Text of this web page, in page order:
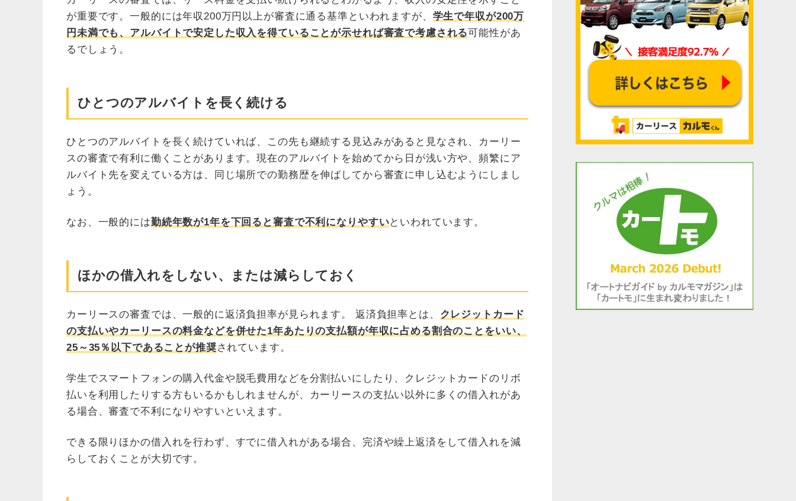
が重要です。一般的には年収200万円以上が審査に通る基準といわれますが、 学生で年収が200万
円未満でも、アルバイトで安定した収入を得ていることが示せれば審査で考慮される可能性があ
るでしょう。
ひとつのアルバイトを長く続ける
ひとつのアルバイトを長く続けていれば、この先も継続する見込みがあると見なされ、カーリー
スの審査で有利に働くことがあります。現在のアルバイトを始めてから日が浅い方や、頻繁にア
ルバイト先を変えている方は、同じ場所での勤務歴を伸ばしてから審査に申し込むようにしまし
ょう。
なお、一般的には勤続年数が1年を下回ると審査で不利になりやすいといわれています。
ほかの借入れをしない、または減らしておく
カーリースの審査では、一般的に返済負担率が見られます。 返済負担率とは、 クレジットカード
の支払いやカーリースの料金などを併せた1年あたりの支払額が年収に占める割合のことをいい、
25～35％以下であることが推奨されています。
学生でスマートフォンの購入代金や脱毛費用などを分割払いにしたり、クレジットカードのリボ
払いを利用したりする方もいるかもしれませんが、カーリースの支払い以外に多くの借入れがあ
る場合、審査で不利になりやすいといえます。
できる限りほかの借入れを行わず、すでに借入れがある場合、完済や繰上返済をして借入れを減
らしておくことが大切です。